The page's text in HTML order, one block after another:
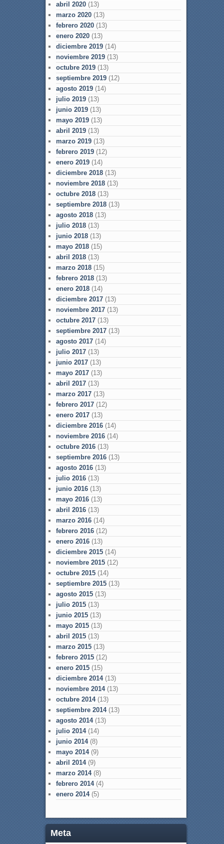
abril 2020(13)
marzo 2020(13)
febrero 2020(13)
enero 2020(13)
diciembre 2019(14)
noviembre 2019(13)
octubre 2019(13)
septiembre 2019(12)
agosto 2019(14)
julio 2019(13)
junio 2019(13)
mayo 2019(13)
abril 2019(13)
marzo 2019(13)
febrero 2019(12)
enero 2019(14)
diciembre 2018(13)
noviembre 2018(13)
octubre 2018(13)
septiembre 2018(13)
agosto 2018(13)
julio 2018(13)
junio 2018(13)
mayo 2018(15)
abril 2018(13)
marzo 2018(15)
febrero 2018(13)
enero 2018(14)
diciembre 2017(13)
noviembre 2017(13)
octubre 2017(13)
septiembre 2017(13)
agosto 2017(14)
julio 2017(13)
junio 2017(13)
mayo 2017(13)
abril 2017(13)
marzo 2017(13)
febrero 2017(12)
enero 2017(13)
diciembre 2016(14)
noviembre 2016(14)
octubre 2016(13)
septiembre 2016(13)
agosto 2016(13)
julio 2016(13)
junio 2016(13)
mayo 2016(13)
abril 2016(13)
marzo 2016(14)
febrero 2016(12)
enero 2016(13)
diciembre 2015(14)
noviembre 2015(12)
octubre 2015(14)
septiembre 2015(13)
agosto 2015(13)
julio 2015(13)
junio 2015(13)
mayo 2015(13)
abril 2015(13)
marzo 2015(13)
febrero 2015(12)
enero 2015(15)
diciembre 2014(13)
noviembre 2014(13)
octubre 2014(13)
septiembre 2014(13)
agosto 2014(13)
julio 2014(14)
junio 2014(8)
mayo 2014(9)
abril 2014(9)
marzo 2014(8)
febrero 2014(4)
enero 2014(5)
Meta